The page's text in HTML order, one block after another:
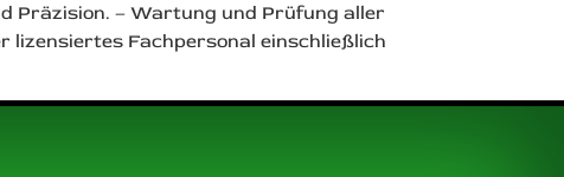
Präzision. – Wartung und Prüfung aller
lizensiertes Fachpersonal einschließlich